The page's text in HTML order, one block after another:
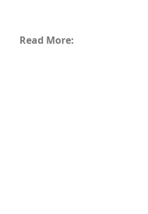
Read More: